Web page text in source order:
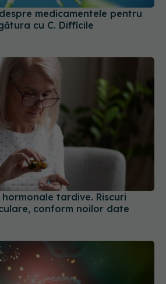
medicamentele pentru
cu C. Difficile
tardive. Riscuri
conform noilor date